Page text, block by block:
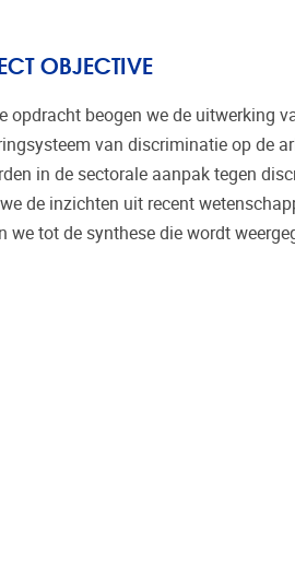
OBJECTIVE
opdracht beogen we de uitwerking
van discriminatie op de
in de sectorale aanpak tegen
de inzichten uit recent
we tot de synthese die wordt